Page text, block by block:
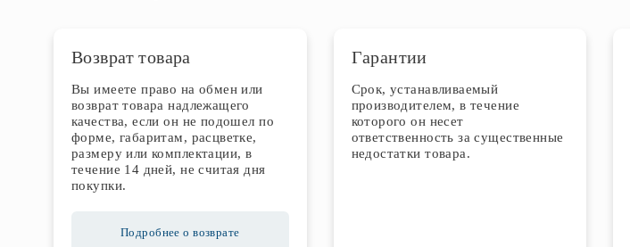
Возврат товара
Вы имеете право на обмен или
возврат товара надлежащего
качества, если он не подошел по
форме, габаритам, расцветке,
размеру или комплектации, в
течение 14 дней, не считая дня
покупки.
Подробнее о возврате
Гарантии
Срок, устанавливаемый
производителем, в течение
которого он несет
ответственность за существенные
недостатки товара.